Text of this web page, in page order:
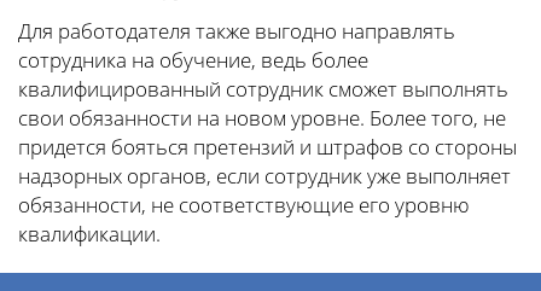
Для работодателя также выгодно направлять
сотрудника на обучение, ведь более
квалифицированный сотрудник сможет выполнять
свои обязанности на новом уровне. Более того, не
придется бояться претензий и штрафов со стороны
надзорных органов, если сотрудник уже выполняет
обязанности, не соответствующие его уровню
квалификации.